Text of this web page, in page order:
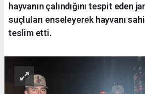
hayvanın çalındığını tespit eden
suçluları enseleyerek hayvanı
teslim etti.